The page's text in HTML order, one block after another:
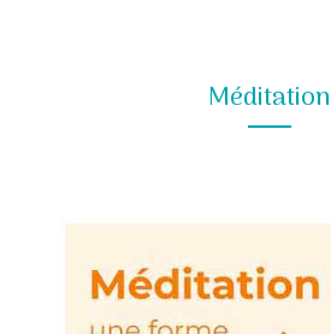
Méditation